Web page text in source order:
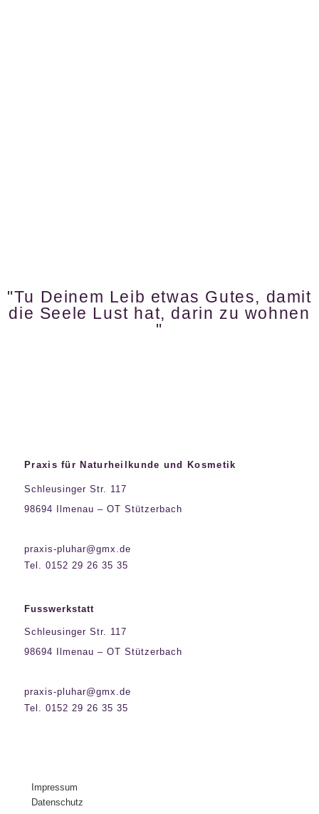
"Tu Deinem Leib etwas Gutes, damit
die Seele Lust hat, darin zu wohnen
"
Praxis für Naturheilkunde und Kosmetik
Schleusinger Str. 117
98694 Ilmenau – OT Stützerbach
praxis-pluhar@gmx.de
Tel. 0152 29 26 35 35
Fusswerkstatt
Schleusinger Str. 117
98694 Ilmenau – OT Stützerbach
praxis-pluhar@gmx.de
Tel. 0152 29 26 35 35
Impressum
Datenschutz